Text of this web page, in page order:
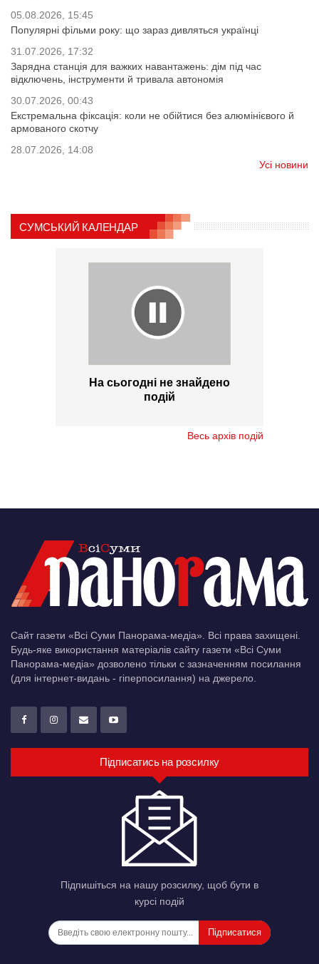
05.08.2026, 15:45
Популярні фільми року: що зараз дивляться українці
31.07.2026, 17:32
Зарядна станція для важких навантажень: дім під час
відключень, інструменти й тривала автономія
30.07.2026, 00:43
Екстремальна фіксація: коли не обійтися без алюмінієвого й
армованого скотчу
28.07.2026, 14:08
Усі новини
СУМСЬКИЙ КАЛЕНДАР
На сьогодні не знайдено
подій
Весь архів подій
Сайт газети «Всі Суми Панорама-медіа». Всі права захищені.
Будь-яке використання матеріалів сайту газети «Всі Суми
Панорама-медіа» дозволено тільки c зазначенням посилання
(для інтернет-видань - гіперпосилання) на джерело.
Підписатись на розсилку
Підпишіться на нашу розсилку, щоб бути в
курсі подій
Підписатися